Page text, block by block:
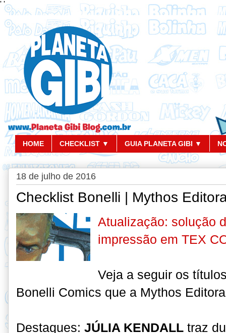
' '
HOME CHECKLIST ▼ GUIA PLANETA GIBI ▼
18 de julho de 2016
Checklist Bonelli | Mythos
Atualização: solução
impressão em TEX
Veja a seguir os
Bonelli Comics que a Mythos
Destaques: JÚLIA KENDALL traz